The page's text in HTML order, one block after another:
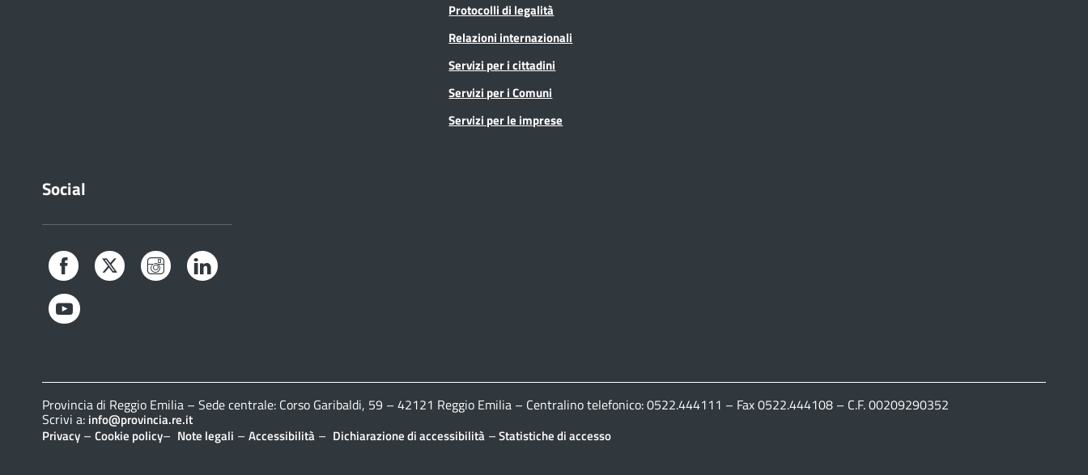
Protocolli di legalità
Relazioni internazionali
Servizi per i cittadini
Servizi per i Comuni
Servizi per le imprese
Social
Facebook Twitter Instagram
Provincia di Reggio Emilia – Sede centrale: Corso Garibaldi, 59 – 42121 Reggio Emilia – Centralino telefonico: 0522.444111 – Fax 0522.444108 – C.F. 00209290352
Scrivi a: info@provincia.re.it
Privacy – Cookie policy– Note legali – Accessibilità – Dichiarazione di accessibilità –Statistiche di accesso